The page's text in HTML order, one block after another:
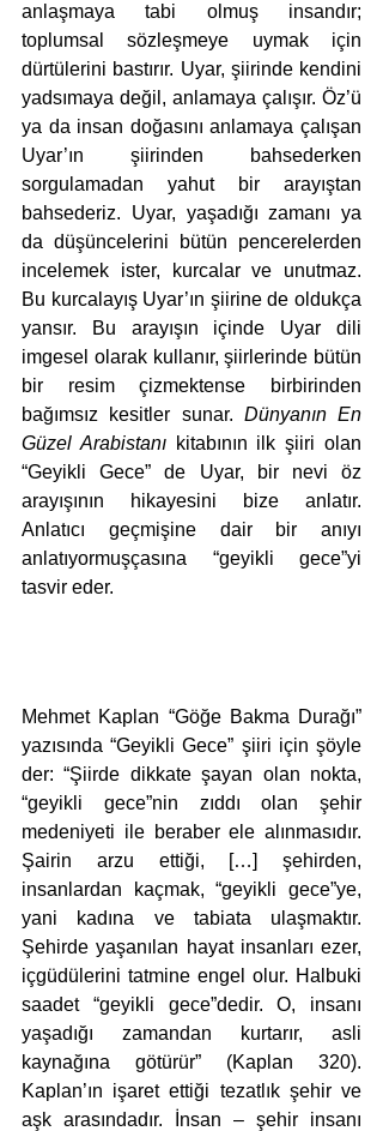
anlaşmaya tabi olmuş insandır;
toplumsal sözleşmeye uymak için
dürtülerini bastırır. Uyar, şiirinde kendini
yadsımaya değil, anlamaya çalışır. Öz’ü
ya da insan doğasını anlamaya çalışan
Uyar’ın şiirinden bahsederken
sorgulamadan yahut bir arayıştan
bahsederiz. Uyar, yaşadığı zamanı ya
da düşüncelerini bütün pencerelerden
incelemek ister, kurcalar ve unutmaz.
Bu kurcalayış Uyar’ın şiirine de oldukça
yansır. Bu arayışın içinde Uyar dili
imgesel olarak kullanır, şiirlerinde bütün
bir resim çizmektense birbirinden
bağımsız kesitler sunar. Dünyanın En
Güzel Arabistanı kitabının ilk şiiri olan
“Geyikli Gece” de Uyar, bir nevi öz
arayışının hikayesini bize anlatır.
Anlatıcı geçmişine dair bir anıyı
anlatıyormuşçasına “geyikli gece”yi
tasvir eder.
Mehmet Kaplan “Göğe Bakma Durağı”
yazısında “Geyikli Gece” şiiri için şöyle
der: “Şiirde dikkate şayan olan nokta,
“geyikli gece”nin zıddı olan şehir
medeniyeti ile beraber ele alınmasıdır.
Şairin arzu ettiği, […] şehirden,
insanlardan kaçmak, “geyikli gece”ye,
yani kadına ve tabiata ulaşmaktır.
Şehirde yaşanılan hayat insanları ezer,
içgüdülerini tatmine engel olur. Halbuki
saadet “geyikli gece”dedir. O, insanı
yaşadığı zamandan kurtarır, asli
kaynağına götürür” (Kaplan 320).
Kaplan’ın işaret ettiği tezatlık şehir ve
aşk arasındadır. İnsan – şehir insanı